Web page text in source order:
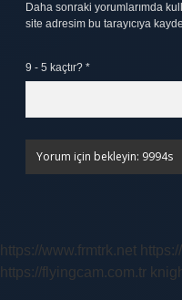
Daha sonraki yorumlarımda
site adresim bu tarayıcıya
9 - 5 kaçtır? *
https://www.frmtrk.net
https://flyingcam.com.tr